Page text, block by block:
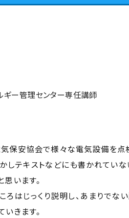
ギー管理センター専任講師
保安協会で様々な電気設備を点
しテキストなどにも書かれてい
います。
ろはじっくり説明し、あまりでな
きます。